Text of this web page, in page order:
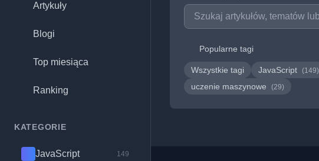
Artykuły
Blogi
Top miesiąca
Ranking
KATEGORIE
JavaScript 149
Popularne tagi
Wszystkie tagi JavaScript (149)
uczenie maszynowe (29)